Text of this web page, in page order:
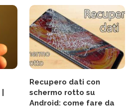
Recupero dati con
schermo rotto su
Android: come fare da